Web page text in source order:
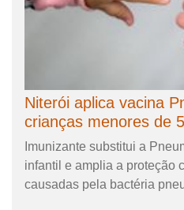
Niterói aplica vacina
crianças menores de
Imunizante substitui a
infantil e amplia a proteção
causadas pela bactéria